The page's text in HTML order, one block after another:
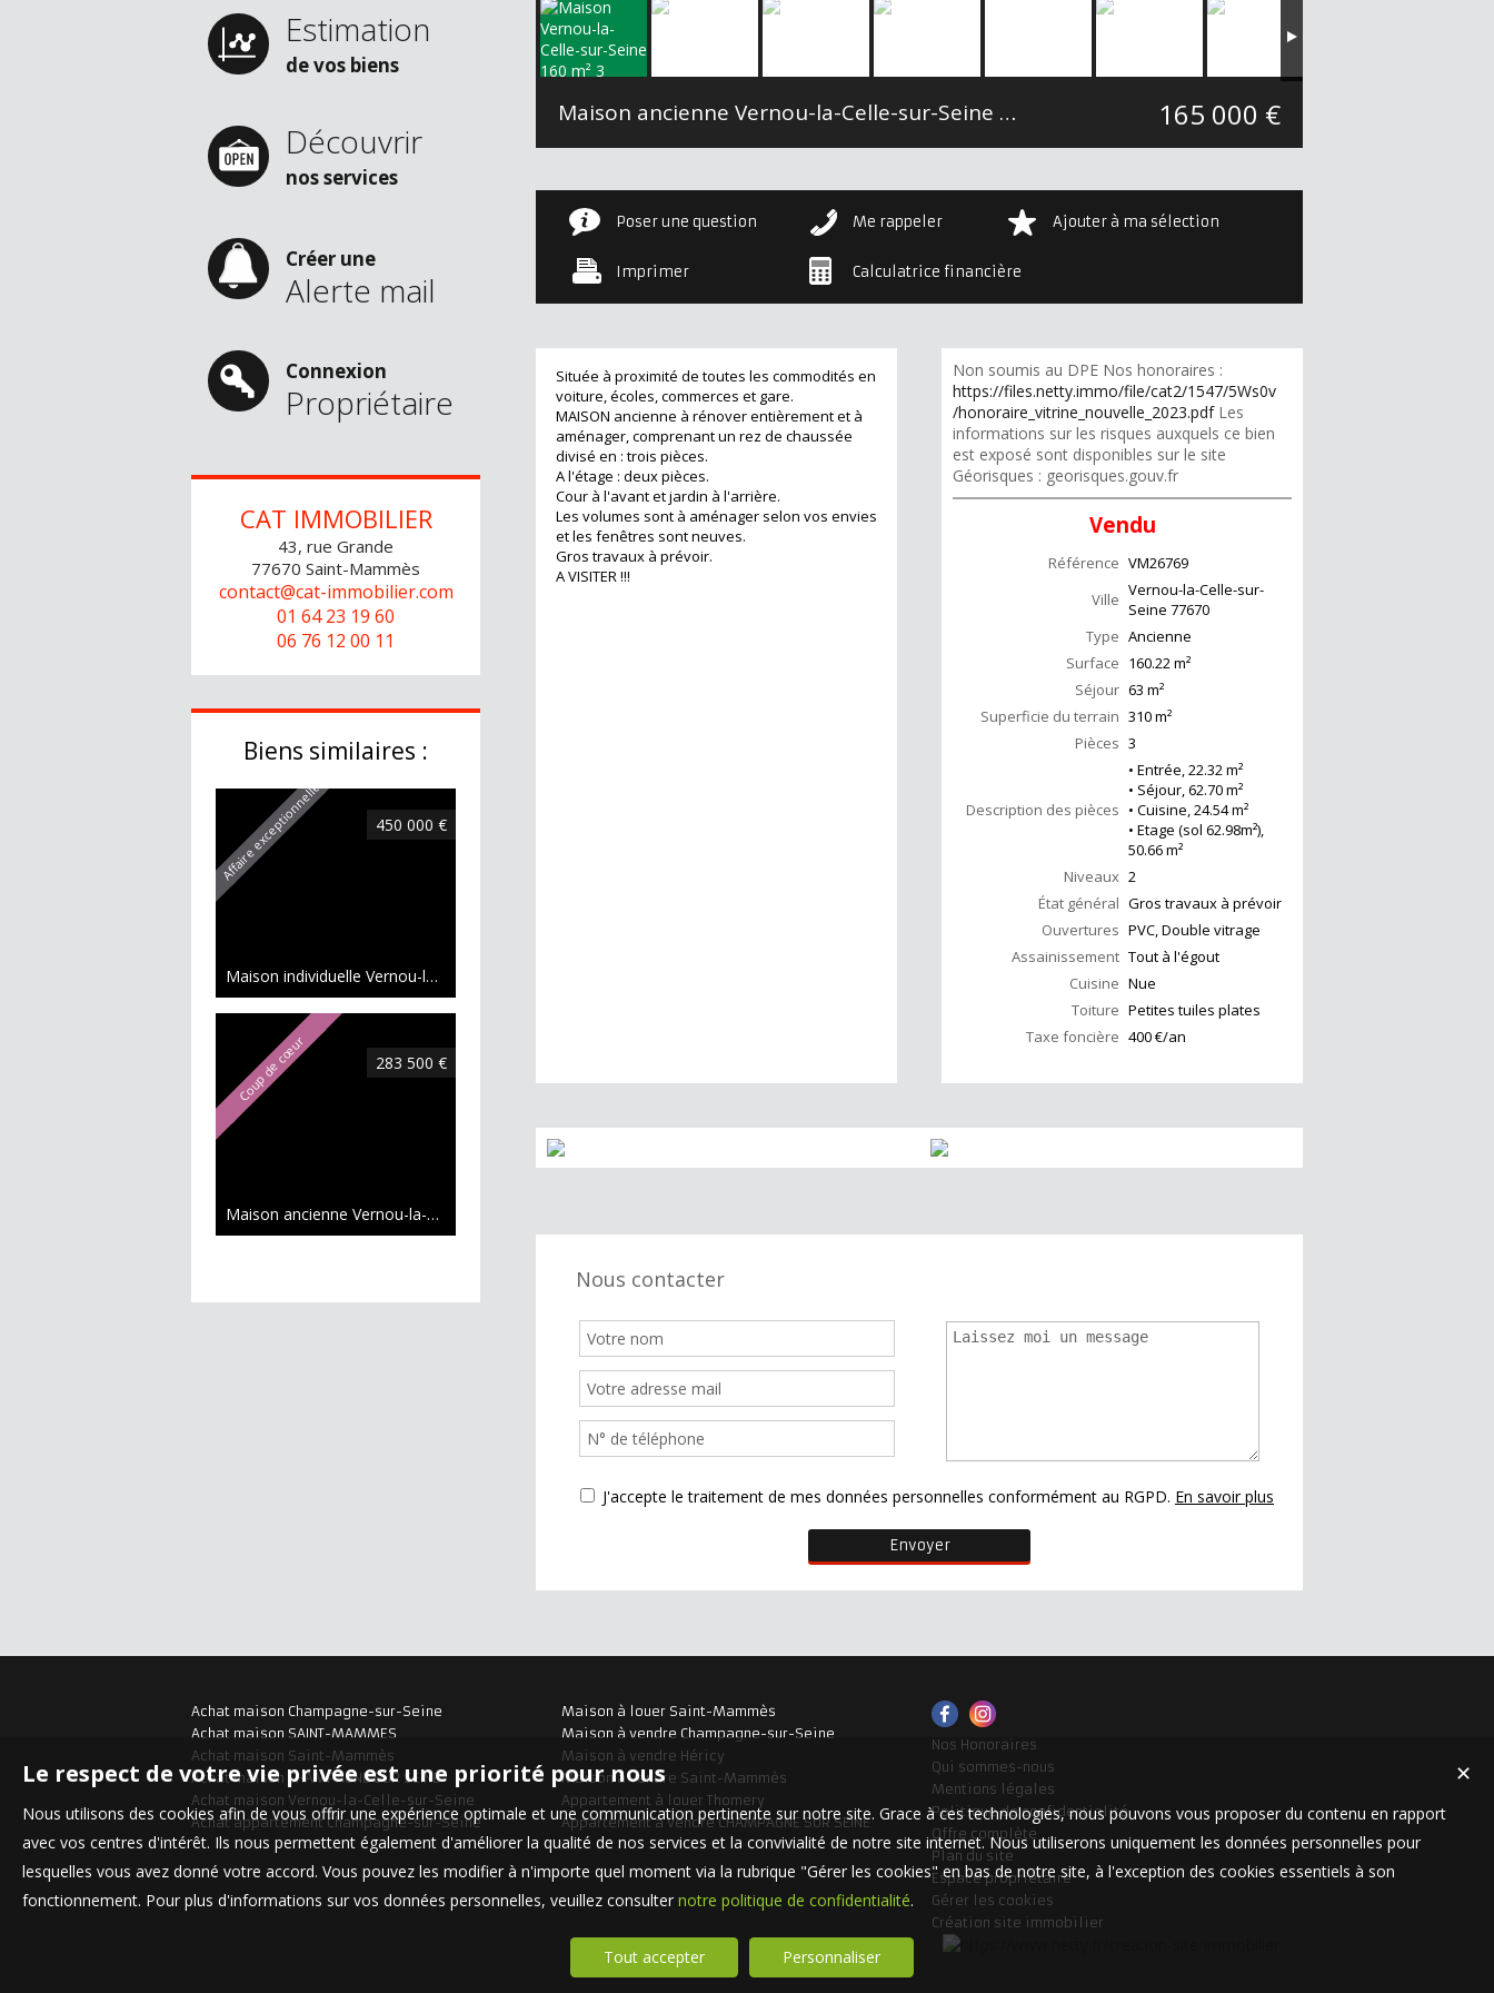
Estimation
de vos biens
Découvrir
nos services
Créer une
Alerte mail
Connexion
Propriétaire
CAT IMMOBILIER
43, rue Grande
77670 Saint-Mammès
contact@cat-immobilier.com
01 64 23 19 60
06 76 12 00 11
Biens similaires :
Affaire exceptionnelle 450 000 €
Maison individuelle Vernou-la-Celle-sur-Seine
Coup de cœur 283 500 €
Maison ancienne Vernou-la-Celle-sur-Seine
Maison ancienne Vernou-la-Celle-sur-Seine
160.22 m² 165 000 €
Poser une question Me rappeler Ajouter à ma sélection
Imprimer Calculatrice financière
Située à proximité de toutes les commodités en
voiture, écoles, commerces et gare.
MAISON ancienne à rénover entièrement et à
aménager, comprenant un rez de chaussée
divisé en : trois pièces.
A l'étage : deux pièces.
Cour à l'avant et jardin à l'arrière.
Les volumes sont à aménager selon vos envies
et les fenêtres sont neuves.
Gros travaux à prévoir.
A VISITER !!!
Non soumis au DPE Nos honoraires :
https://files.netty.immo/file/cat2/1547/5Ws0v
/honoraire_vitrine_nouvelle_2023.pdfLes
informations sur les risques auxquels ce bien
est exposé sont disponibles sur le site
Géorisques : georisques.gouv.fr
Vendu
Référence VM26769
Ville Vernou-la-Celle-sur-
Seine 77670
Type Ancienne
Surface 160.22m²
Séjour 63 m²
Superficie du terrain 310 m²
Pièces 3
Description des pièces
• Entrée, 22.32 m²
• Séjour, 62.70 m²
• Cuisine, 24.54 m²
• Etage (sol 62.98m²),
50.66 m²
Niveaux 2
État général Gros travaux à prévoir
Ouvertures PVC, Double vitrage
Assainissement Tout à l'égout
Cuisine Nue
Toiture Petites tuiles plates
Taxe foncière 400 €/an
Nous contacter
J'accepte le traitement de mes données personnelles conformément au RGPD. En savoir plus
Achat maison Champagne-sur-Seine
Achat maison SAINT-MAMMES
Achat maison Saint-Mammès
Achat maison CHAMPAGNE SUR SEINE
Achat maison Vernou-la-Celle-sur-Seine
Achat appartement Champagne-sur-Seine
Maison à louer Saint-Mammès
Maison à vendre Champagne-sur-Seine
Maison à vendre Héricy
Maison à vendre Saint-Mammès
Appartement à louer Thomery
Appartement à vendre CHAMPAGNE SUR SEINE
Nos Honoraires
Qui sommes-nous
Mentions légales
Politique de confidentialité
Offre complète
Plan du site
Espace propriétaire
Gérer les cookies
Création site immobilier
✕
Le respect de votre vie privée est une priorité pour nous
Nous utilisons des cookies afin de vous offrir une expérience optimale et une communication pertinente sur notre site. Grace à ces technologies, nous pouvons vous proposer du contenu en rapport
avec vos centres d'intérêt. Ils nous permettent également d'améliorer la qualité de nos services et la convivialité de notre site internet. Nous utiliserons uniquement les données personnelles pour
lesquelles vous avez donné votre accord. Vous pouvez les modifier à n'importe quel moment via la rubrique "Gérer les cookies" en bas de notre site, à l'exception des cookies essentiels à son
fonctionnement. Pour plus d'informations sur vos données personnelles, veuillez consulter notre politique de confidentialité.
Tout accepter Personnaliser